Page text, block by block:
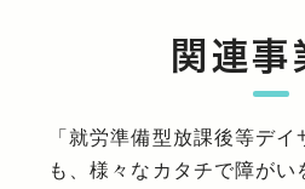
関連事
「就労準備型放課後等デ
も、様々なカタチで障が